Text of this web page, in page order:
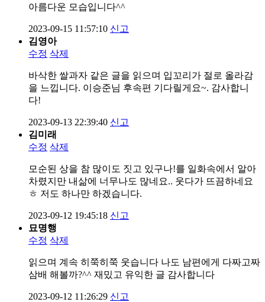
아름다운 모습입니다^^
2023-09-15 11:57:10 신고
김영아
수정 삭제
바삭한 쌀과자 같은 글을 읽으며 입꼬리가 절로 올라감
을 느낍니다. 이승준님 후속편 기다릴게요~. 감사합니
다!
2023-09-13 22:39:40 신고
김미래
수정 삭제
모순된 상을 참 많이도 짓고 있구나!를 일화속에서 알아
차렸지만 내삶에 너무나도 많네요.. 웃다가 뜨끔하네요
ㅎ 저도 하나만 하겠습니다.
2023-09-12 19:45:18 신고
묘명행
수정 삭제
읽으며 계속 히쭉히쭉 웃습니다 나도 남편에게 다짜고짜
삼배 해볼까?^^ 재밌고 유익한 글 감사합니다
2023-09-12 11:26:29 신고